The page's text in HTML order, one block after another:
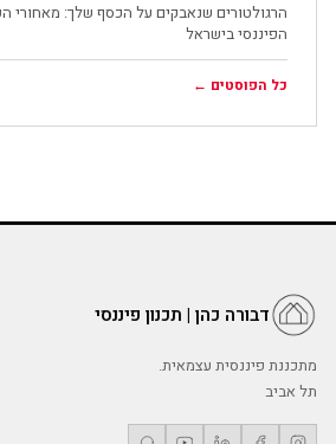
הרגולטורים שנאבקים על הכסף שלך: מאחורי
הפיננסי בישראל
כל הפוסטים ←
דבורה כהן | תכנון פיננסי
מתכננת פיננסית עצמאית.
תל אביב